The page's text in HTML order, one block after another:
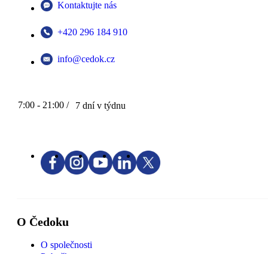
Kontaktujte nás
+420 296 184 910
info@cedok.cz
7:00 - 21:00 / 7 dní v týdnu
O Čedoku
O společnosti